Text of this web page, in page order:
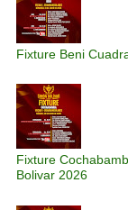
Fixture Beni
Fixture
Bolivar 2026